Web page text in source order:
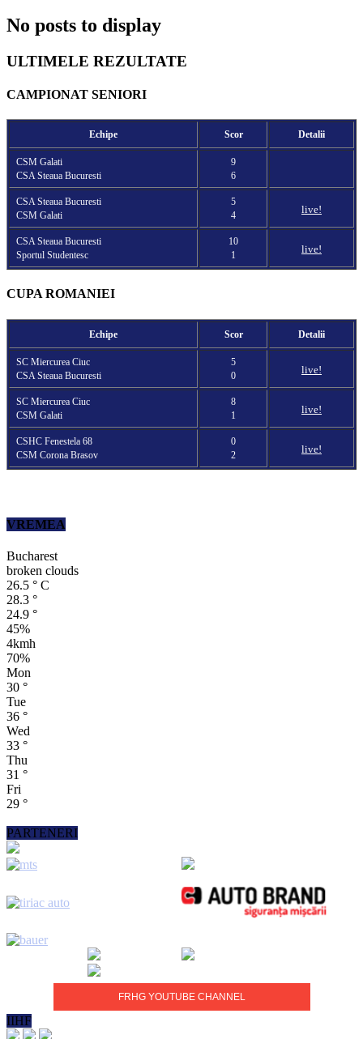
No posts to display
ULTIMELE REZULTATE
CAMPIONAT SENIORI
Echipe Scor Detalii
CSM Galati
CSA Steaua Bucuresti
9
6
CSA Steaua Bucuresti
CSM Galati
5
4
live!
CSA Steaua Bucuresti
Sportul Studentesc
10
1
live!
CUPA ROMANIEI
Echipe Scor Detalii
SC Miercurea Ciuc
CSA Steaua Bucuresti
5
0
live!
SC Miercurea Ciuc
CSM Galati
8
1
live!
CSHC Fenestela 68
CSM Corona Brasov
0
2
live!
VREMEA
Bucharest
broken clouds
26.5 ° C
28.3 °
24.9 °
45%
4kmh
70%
Mon
30 °
Tue
36 °
Wed
33 °
Thu
31 °
Fri
29 °
PARTENERI
FRHG YOUTUBE CHANNEL
IIHF